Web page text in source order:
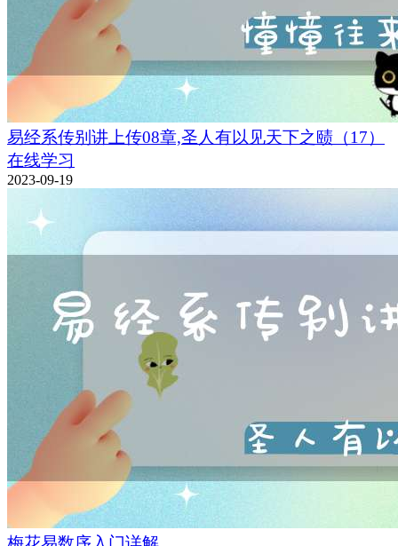
易经系传别讲上传08章,圣人有以见天下之赜（17）
在线学习
2023-09-19